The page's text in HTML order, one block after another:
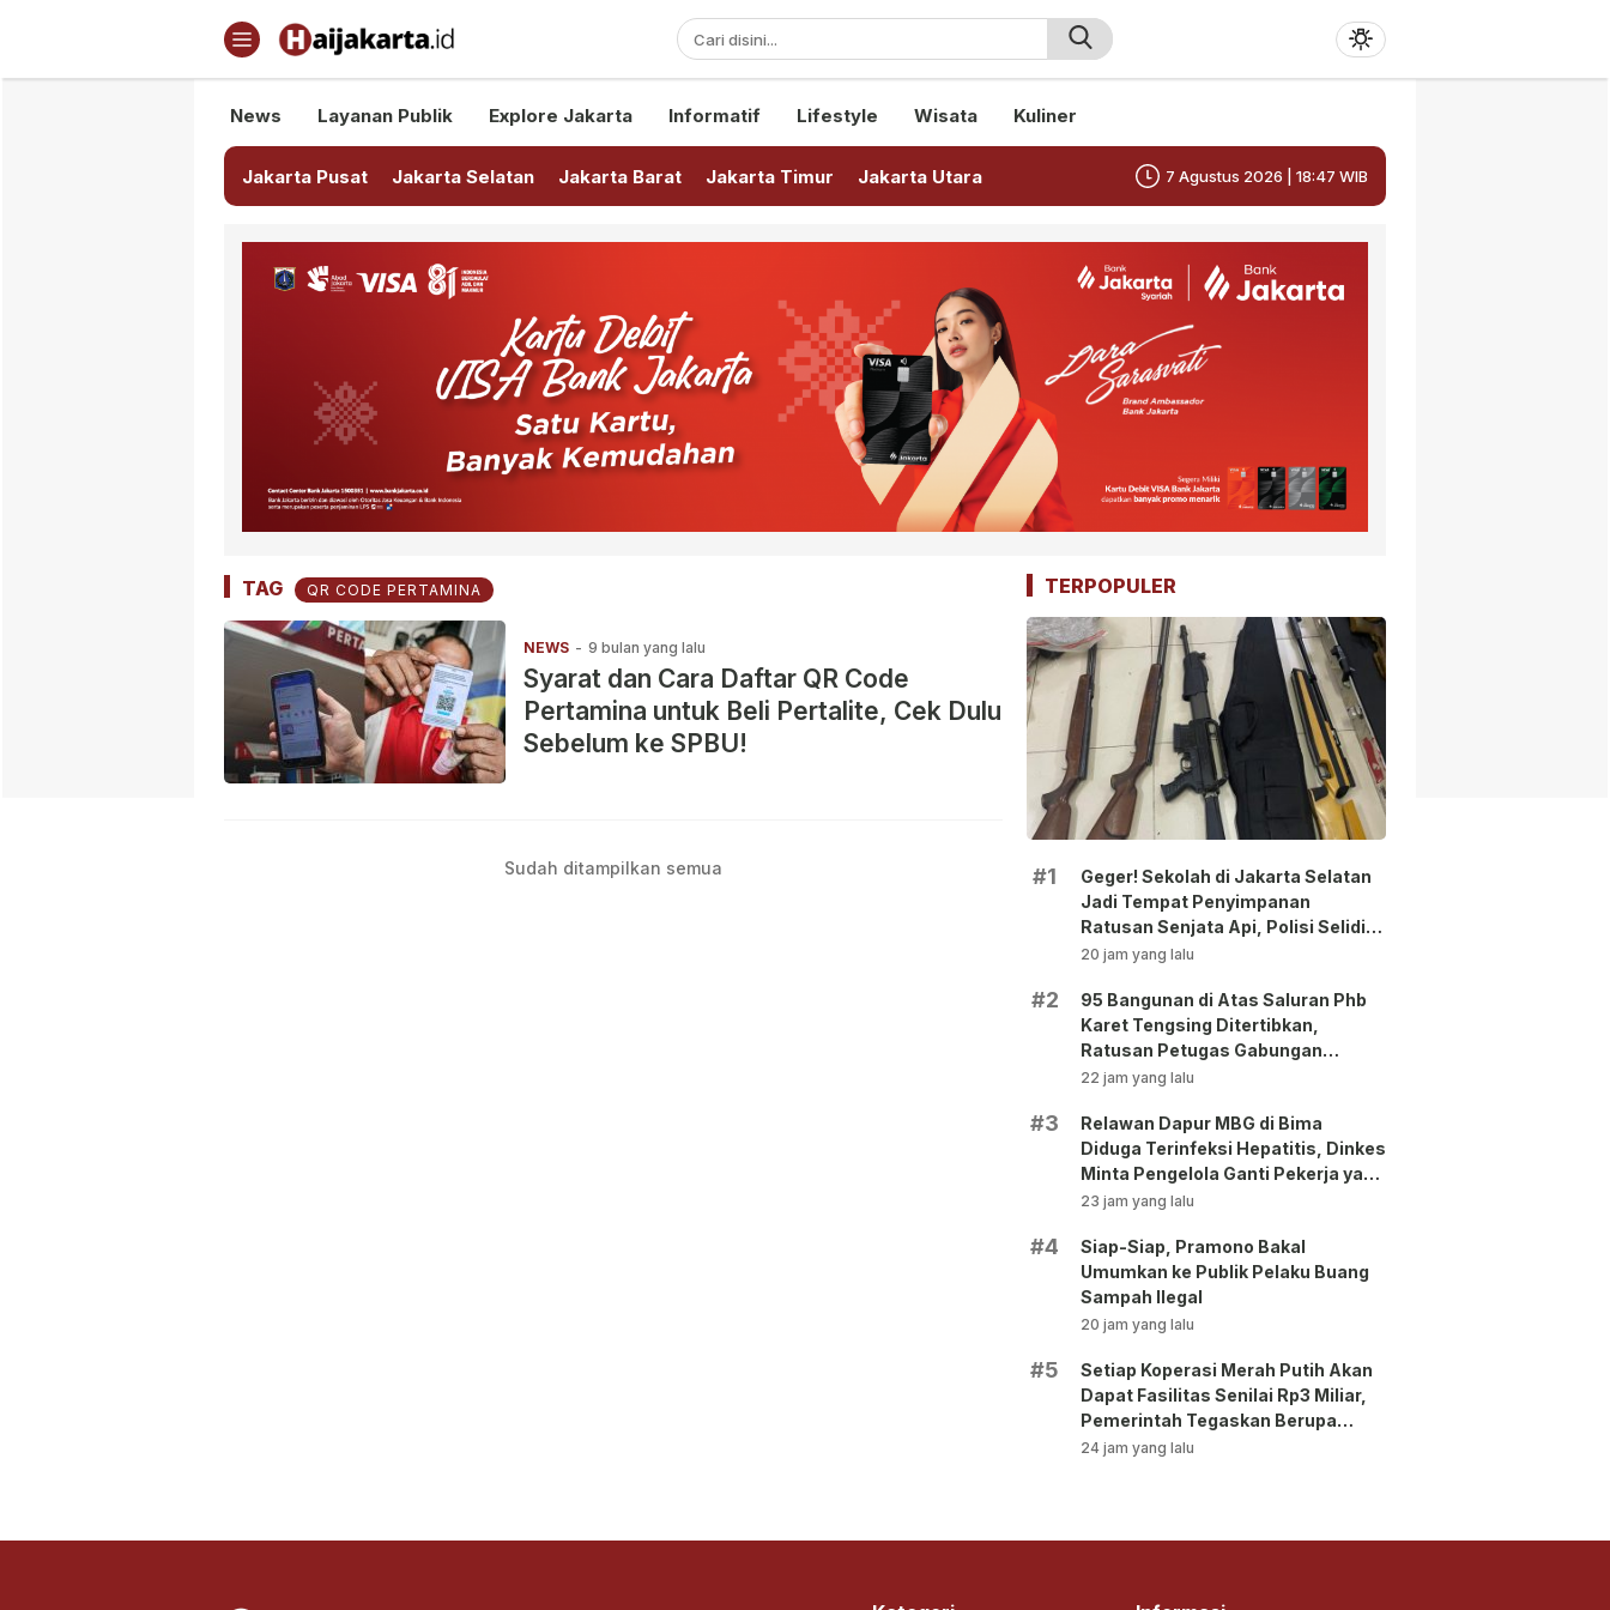
Haijakarta.id
Semua Tentang Jakarta Ada Disini!
News Layanan Publik Explore Jakarta Informatif Lifestyle Wisata Kuliner
Jakarta Pusat Jakarta Selatan Jakarta Barat Jakarta Timur Jakarta Utara 7 Agustus 2026 | 18:47 WIB
TAG QR CODE PERTAMINA
NEWS - 9 bulan yang lalu
Syarat dan Cara Daftar QR Code
Pertamina untuk Beli Pertalite, Cek Dulu
Sebelum ke SPBU!
Sudah ditampilkan semua
TERPOPULER
#1
Geger! Sekolah di Jakarta Selatan
Jadi Tempat Penyimpanan
Ratusan Senjata Api, Polisi Selidiki
Pemilik
20 jam yang lalu
#2
95 Bangunan di Atas Saluran Phb
Karet Tengsing Ditertibkan,
Ratusan Petugas Gabungan
Dikerahkan
22 jam yang lalu
#3
Relawan Dapur MBG di Bima
Diduga Terinfeksi Hepatitis, Dinkes
Minta Pengelola Ganti Pekerja yang
Reaktif!
23 jam yang lalu
#4
Siap-Siap, Pramono Bakal
Umumkan ke Publik Pelaku Buang
Sampah Ilegal
20 jam yang lalu
#5
Setiap Koperasi Merah Putih Akan
Dapat Fasilitas Senilai Rp3 Miliar,
Pemerintah Tegaskan Berupa
Aset!
24 jam yang lalu